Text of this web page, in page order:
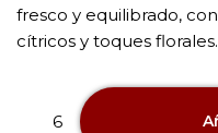
fresco y equilibrado,
cítricos y toques florales.